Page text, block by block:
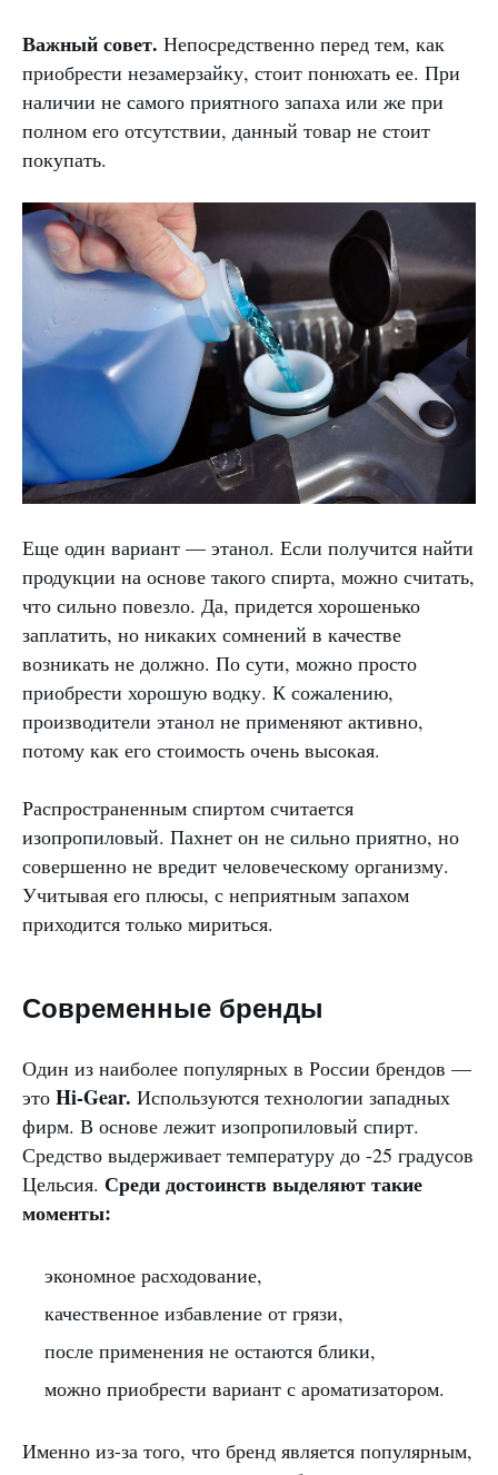
Важный совет. Непосредственно перед тем, как
приобрести незамерзайку, стоит понюхать ее. При
наличии не самого приятного запаха или же при
полном его отсутствии, данный товар не стоит
покупать.
Еще один вариант — этанол. Если получится найти
продукции на основе такого спирта, можно считать,
что сильно повезло. Да, придется хорошенько
заплатить, но никаких сомнений в качестве
возникать не должно. По сути, можно просто
приобрести хорошую водку. К сожалению,
производители этанол не применяют активно,
потому как его стоимость очень высокая.
Распространенным спиртом считается
изопропиловый. Пахнет он не сильно приятно, но
совершенно не вредит человеческому организму.
Учитывая его плюсы, с неприятным запахом
приходится только мириться.
Современные бренды
Один из наиболее популярных в России брендов —
это Hi-Gear. Используются технологии западных
фирм. В основе лежит изопропиловый спирт.
Средство выдерживает температуру до -25 градусов
Цельсия. Среди достоинств выделяют такие
моменты:
экономное расходование,
качественное избавление от грязи,
после применения не остаются блики,
можно приобрести вариант с ароматизатором.
Именно из-за того, что бренд является популярным,